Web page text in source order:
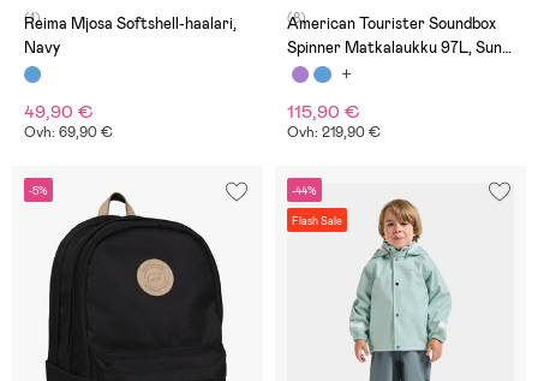
(1)
Reima Mjosa Softshell-haalari,
Navy
49,90 €
Ovh: 69,90 €
(8)
American Tourister Soundbox
Spinner Matkalaukku 97L, Sun
Kissed Coral
115,90 €
Ovh: 219,90 €
-5% -44%
Flash Sale